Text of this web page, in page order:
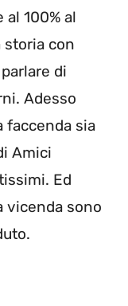
100% al
storia con
di
Adesso
faccenda sia
Amici
Ed
vicenda sono